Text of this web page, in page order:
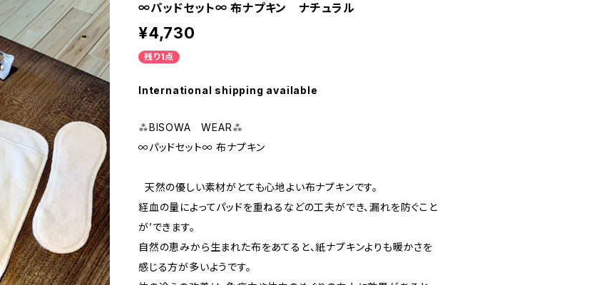
∞パッドセット∞ 布ナプキン ナチュラル
¥4,730
残り1点
International shipping available
⁂BISOWA WEAR⁂
∞パッドセット∞ 布ナプキン
天然の優しい素材がとても心地よい布ナプキンです。
経血の量によってパッドを重ねるなどの工夫ができ、漏れを防ぐこと
が’できます。
自然の恵みから生まれた布をあてると、紙ナプキンよりも暖かさを
感じる方が多いようです。